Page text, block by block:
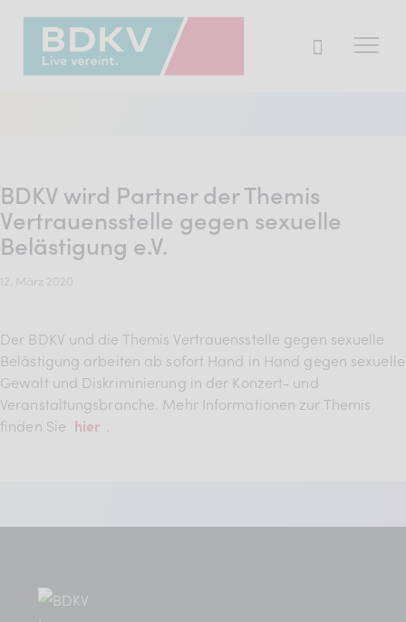
BDKV wird Partner der Themis
Vertrauensstelle gegen sexuelle
Belästigung e.V.
12. März 2020
Der BDKV und die Themis Vertrauensstelle gegen sexuelle
Belästigung arbeiten ab sofort Hand in Hand gegen sexuelle
Gewalt und Diskriminierung in der Konzert- und
Veranstaltungsbranche. Mehr Informationen zur Themis
finden Sie hier
Presse
Services
Mitglied werden
Mitgliederbereich
Verband
BDKV Academy
Geldwerte Vorteile und
BDKV Female Voice